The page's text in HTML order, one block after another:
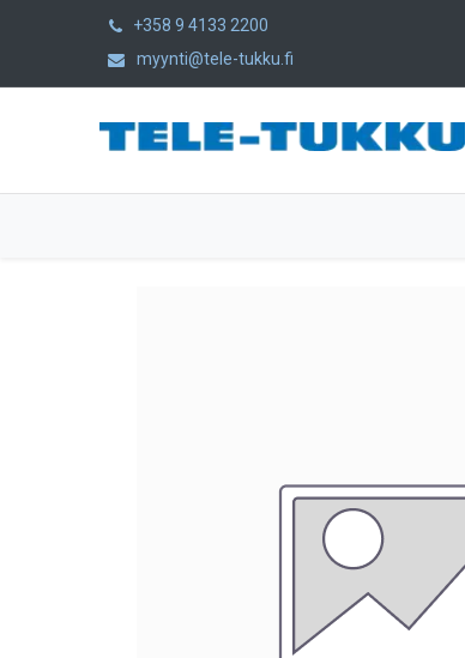
+358 9 4133 2200
myynti@tele-tukku.fi